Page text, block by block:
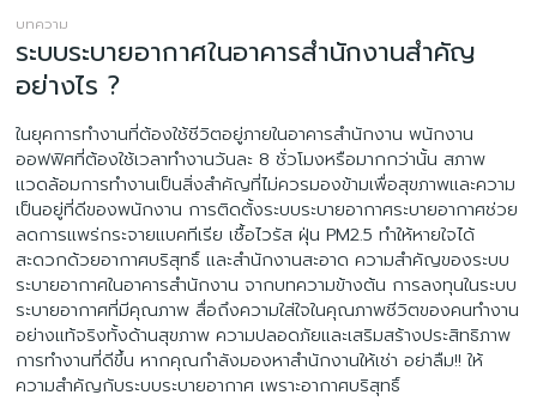
บทความ
ระบบระบายอากาศในอาคารสำนักงานสำคัญ
อย่างไร ?
ในยุคการทำงานที่ต้องใช้ชีวิตอยู่ภายในอาคารสำนักงาน พนักงาน
ออฟฟิศที่ต้องใช้เวลาทำงานวันละ 8 ชั่วโมงหรือมากกว่านั้น สภาพ
แวดล้อมการทำงานเป็นสิ่งสำคัญที่ไม่ควรมองข้ามเพื่อสุขภาพและความ
เป็นอยู่ที่ดีของพนักงาน การติดตั้งระบบระบายอากาศระบายอากาศช่วย
ลดการแพร่กระจายแบคทีเรีย เชื้อไวรัส ฝุ่น PM2.5 ทำให้หายใจได้
สะดวกด้วยอากาศบริสุทธิ์ และสำนักงานสะอาด ความสำคัญของระบบ
ระบายอากาศในอาคารสำนักงาน จากบทความข้างต้น การลงทุนในระบบ
ระบายอากาศที่มีคุณภาพ สื่อถึงความใส่ใจในคุณภาพชีวิตของคนทำงาน
อย่างแท้จริงทั้งด้านสุขภาพ ความปลอดภัยและเสริมสร้างประสิทธิภาพ
การทำงานที่ดีขึ้น หากคุณกำลังมองหาสำนักงานให้เช่า อย่าลืม!! ให้
ความสำคัญกับระบบระบายอากาศ เพราะอากาศบริสุทธิ์